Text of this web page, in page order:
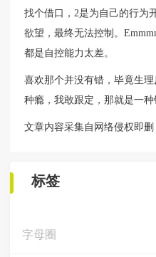
找个借口，2是为自己的行为
欲望，最终无法控制。
都是自控能力太差。
喜欢那个并没有错，毕竟生
种瘾，我敢跟定，那就是一种
文章内容采集自网络侵权即删
标签
字母圈